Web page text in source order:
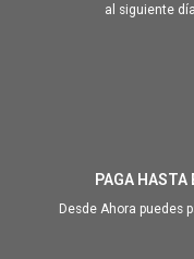
al siguiente
PAGA HASTA
Desde Ahora puedes